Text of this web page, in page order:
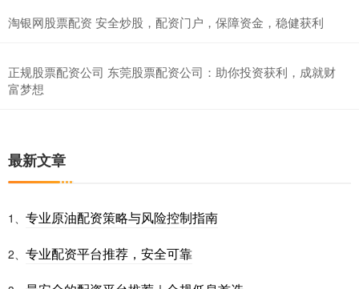
淘银网股票配资 安全炒股，配资门户，保障资金，稳健获利
正规股票配资公司 东莞股票配资公司：助你投资获利，成就财
富梦想
最新文章
1、 专业原油配资策略与风险控制指南
2、 专业配资平台推荐，安全可靠